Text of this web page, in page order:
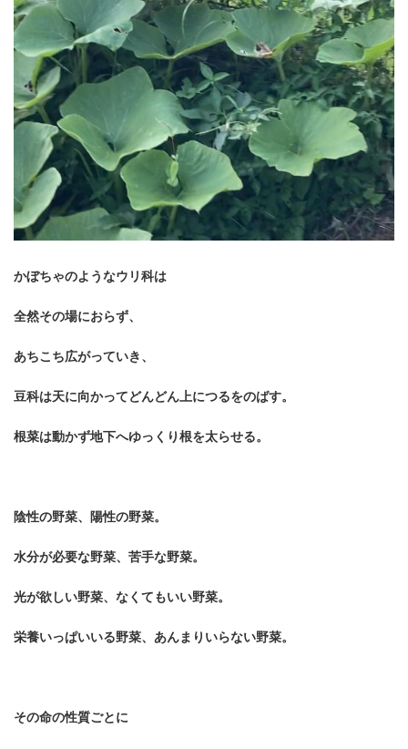
かぼちゃのようなウリ科は
全然その場におらず、
あちこち広がっていき、
豆科は天に向かってどんどん上につるをのばす。
根菜は動かず地下へゆっくり根を太らせる。
陰性の野菜、陽性の野菜。
水分が必要な野菜、苦手な野菜。
光が欲しい野菜、なくてもいい野菜。
栄養いっぱいいる野菜、あんまりいらない野菜。
その命の性質ごとに